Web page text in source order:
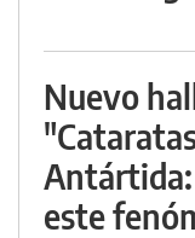
Nuevo
Antártida:
este